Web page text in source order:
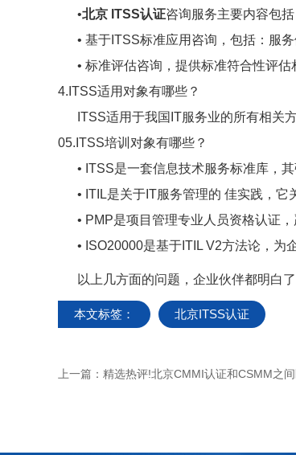
•北京 ITSS认证咨询服务主要内容包
• 基于ITSS标准应用咨询，包括：服
• 标准评估咨询，提供标准符合性评估
4.ITSS适用对象有哪些？
ITSS适用于我国IT服务业的所有相关方
05.ITSS培训对象有哪些？
• ITSS是一套信息技术服务标准库，
• ITIL是关于IT服务管理的 佳实践，它
• PMP是项目管理专业人员资格认证，
• ISO20000是基于ITIL V2方法论，为
以上几方面的问题，企业伙伴都明白了
本文标签： 北京ITSS认证
上一篇： 精选热评!北京CMMI认证和CSMM之